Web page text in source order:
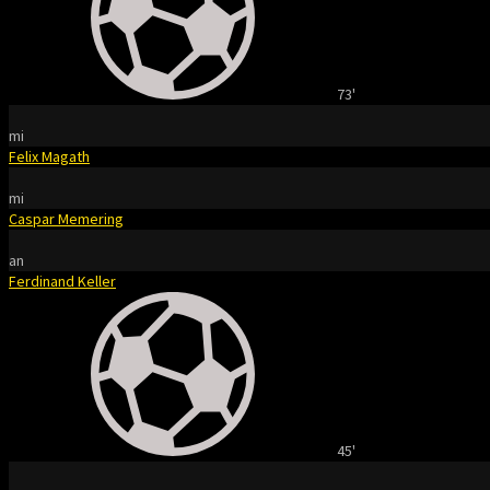
73'
mi
Felix Magath
mi
Caspar Memering
an
Ferdinand Keller
45'